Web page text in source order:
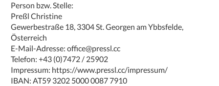
Person bzw. Stelle:
Preßl Christine
Gewerbestraße 18, 3304 St. Georgen am Ybbsfelde,
Österreich
E-Mail-Adresse:office@pressl.cc
Telefon: +43 (0)7472 / 25902
Impressum: https://www.pressl.cc/impressum/
IBAN: AT59 3202 5000 0087 7910